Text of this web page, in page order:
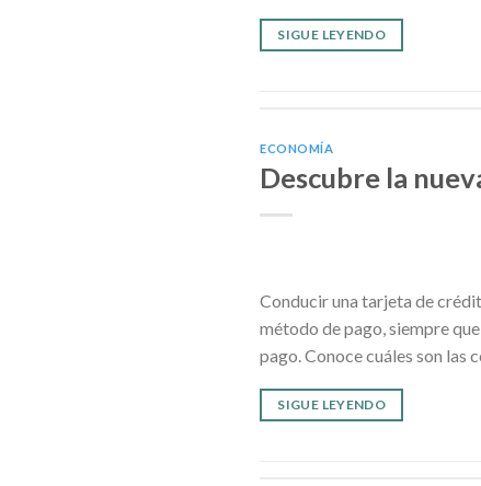
SIGUE LEYENDO
ECONOMÍA
Descubre la
Conducir una tarjeta de
método de pago, siempre
pago. Conoce cuáles son
SIGUE LEYENDO